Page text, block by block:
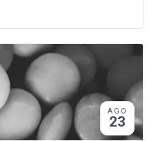
AGO
23